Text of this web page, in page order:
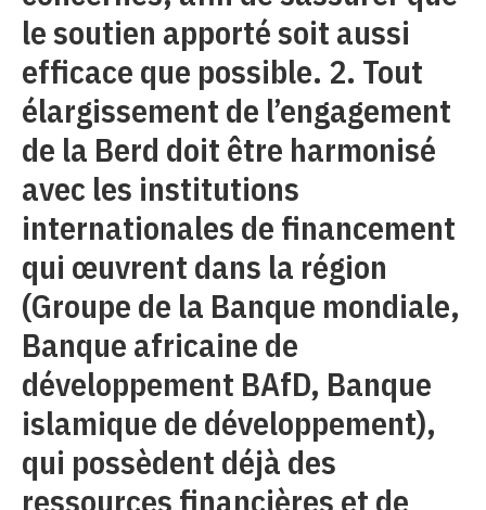
le soutien apporté soit aussi
efficace que possible. 2. Tout
élargissement de l’engagement
de la Berd doit être harmonisé
avec les institutions
internationales de financement
qui œuvrent dans la région
(Groupe de la Banque mondiale,
Banque africaine de
développement BAfD, Banque
islamique de développement),
qui possèdent déjà des
ressources financières et de